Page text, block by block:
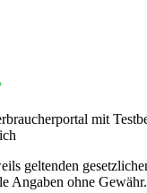
mit
geltenden
Angaben ohne Gewähr.